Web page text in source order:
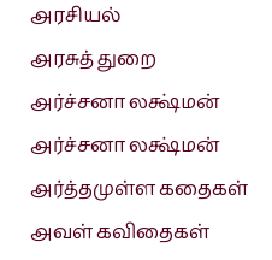
அரசியல்
அரசுத் துறை
அர்ச்சனா லக்ஷ்மன்
அர்ச்சனா லக்ஷ்மன்
அர்த்தமுள்ள கதைகள்
அவள் கவிதைகள்